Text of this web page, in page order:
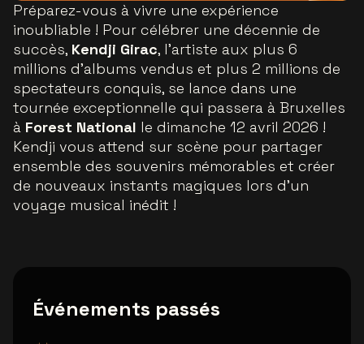
Préparez-vous à vivre une expérience
inoubliable ! Pour célébrer une décennie de
succès, Kendji Girac, l'artiste aux plus 6
millions d'albums vendus et plus 2 millions de
spectateurs conquis, se lance dans une
tournée exceptionnelle qui passera à Bruxelles
à Forest National le dimanche 12 avril 2026 !
Kendji vous attend sur scène pour partager
ensemble des souvenirs mémorables et créer
de nouveaux instants magiques lors d’un
voyage musical inédit !
Événements passés